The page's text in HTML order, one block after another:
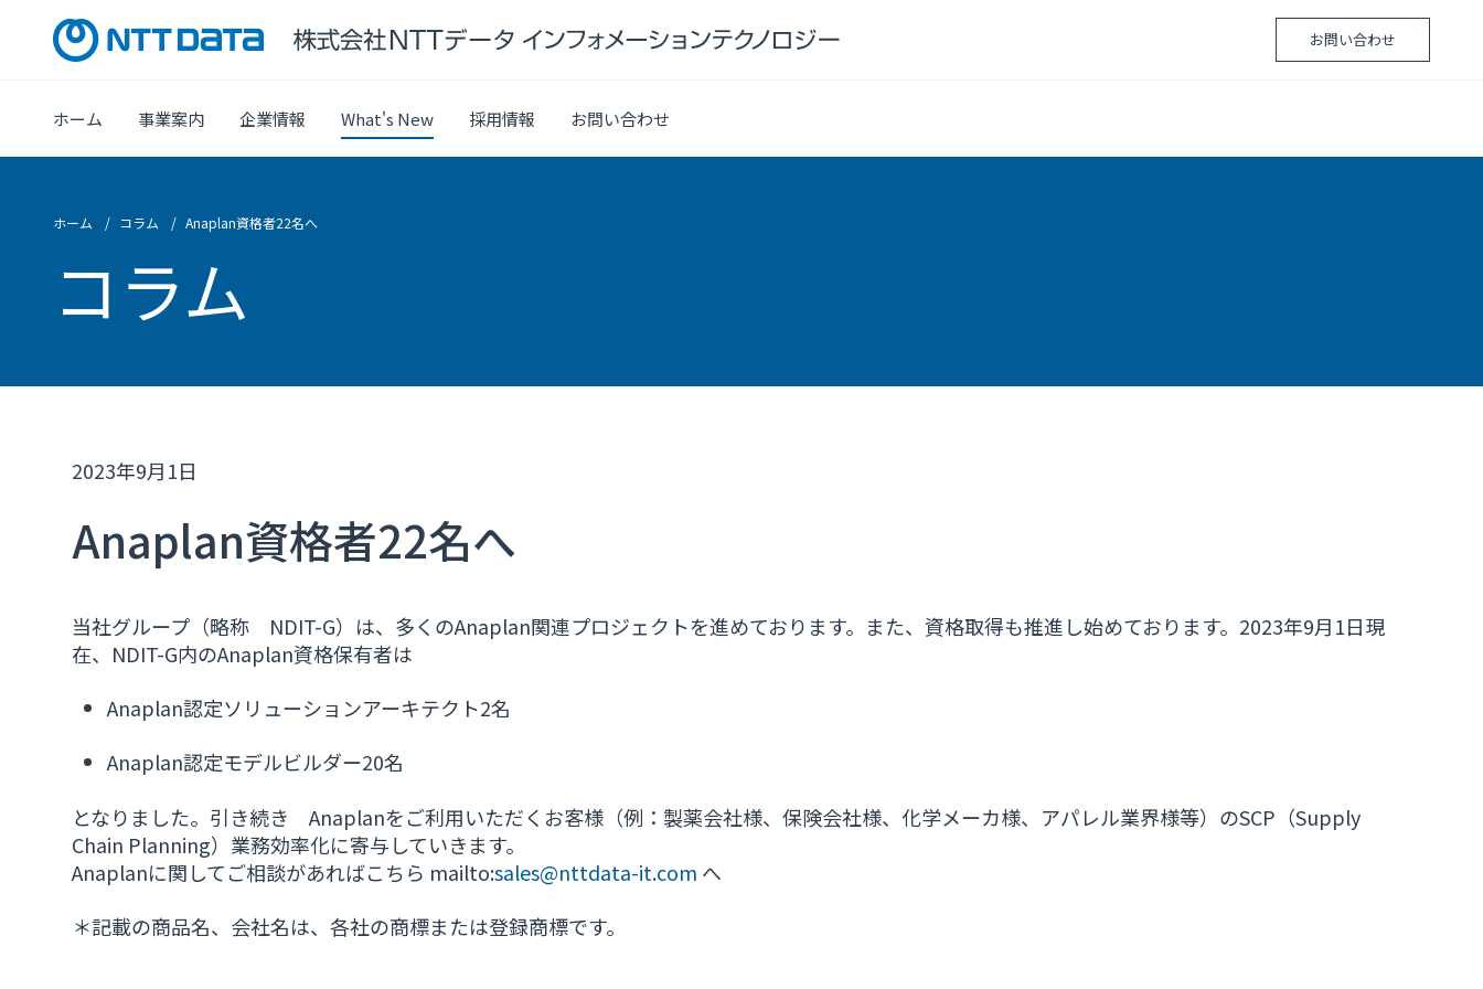
お問い合わせ
ホーム 事業案内 企業情報 What's New 採用情報 お問い合わせ
ホーム コラム Anaplan資格者22名へ
コラム
2023年9月1日
Anaplan資格者22名へ
当社グループ（略称 NDIT-G）は、多くのAnaplan関連プロジェクトを進めております。また、資格取得も推進し始めております。2023年9月1日現
在、NDIT-G内のAnaplan資格保有者は
Anaplan認定ソリューションアーキテクト2名
Anaplan認定モデルビルダー20名
となりました。引き続き Anaplanをご利用いただくお客様（例：製薬会社様、保険会社様、化学メーカ様、アパレル業界様等）のSCP（Supply
Chain Planning）業務効率化に寄与していきます。
Anaplanに関してご相談があればこちら mailto:sales@nttdata-it.com へ
＊記載の商品名、会社名は、各社の商標または登録商標です。